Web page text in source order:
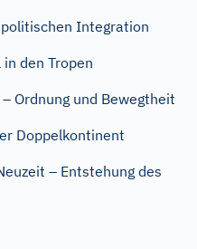
Integration
den Tropen
Ordnung und Bewegtheit
Doppelkontinent
– Entstehung des